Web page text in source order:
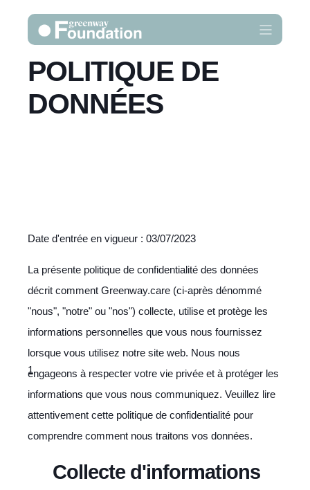
POLITIQUE DE
DONNÉES
Date d'entrée en vigueur : 03/07/2023
La présente politique de confidentialité des données
décrit comment Greenway.care (ci-après dénommé
"nous", "notre" ou "nos") collecte, utilise et protège les
informations personnelles que vous nous fournissez
lorsque vous utilisez notre site web. Nous nous
engageons à respecter votre vie privée et à protéger les
informations que vous nous communiquez. Veuillez lire
attentivement cette politique de confidentialité pour
comprendre comment nous traitons vos données.
Collecte d'informations